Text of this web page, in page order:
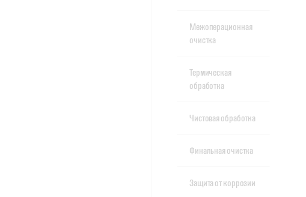
Межоперационная
очистка
Термическая
обработка
Чистовая обработка
Финальная очистка
Защита от коррозии